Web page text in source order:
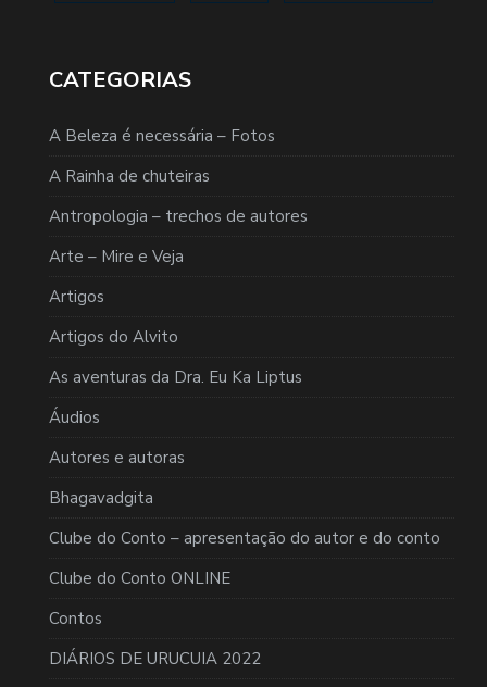
CATEGORIAS
A Beleza é necessária – Fotos
A Rainha de chuteiras
Antropologia – trechos de autores
Arte – Mire e Veja
Artigos
Artigos do Alvito
As aventuras da Dra. Eu Ka Liptus
Áudios
Autores e autoras
Bhagavadgita
Clube do Conto – apresentação do autor e do conto
Clube do Conto ONLINE
Contos
DIÁRIOS DE URUCUIA 2022